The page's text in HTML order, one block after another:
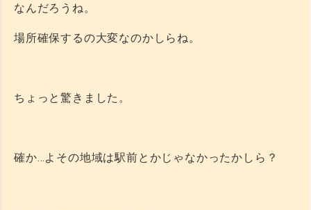
なんだろうね。
場所確保するの大変なのかしらね。
ちょっと驚きました。
確か…よその地域は駅前とかじゃなかったかしら？